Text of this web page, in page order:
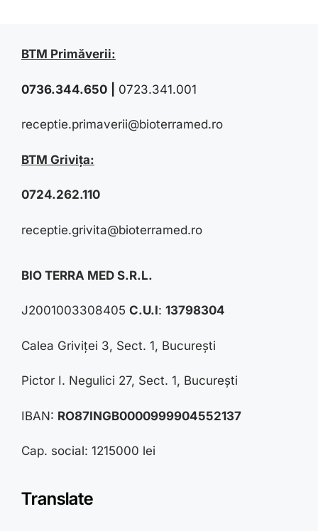
BTM Primăverii:
0736.344.650 0723.341.001
receptie.primaverii@bioterramed.ro
BTM Grivița:
0724.262.110
receptie.grivita@bioterramed.ro
BIO TERRA MED S.R.L.
J2001003308405 C.U.I: 13798304
Calea Griviței 3, Sect. 1, București
Pictor I. Negulici 27, Sect. 1, București
IBAN: RO87INGB0000999904552137
Cap. social: 1215000 lei
Translate